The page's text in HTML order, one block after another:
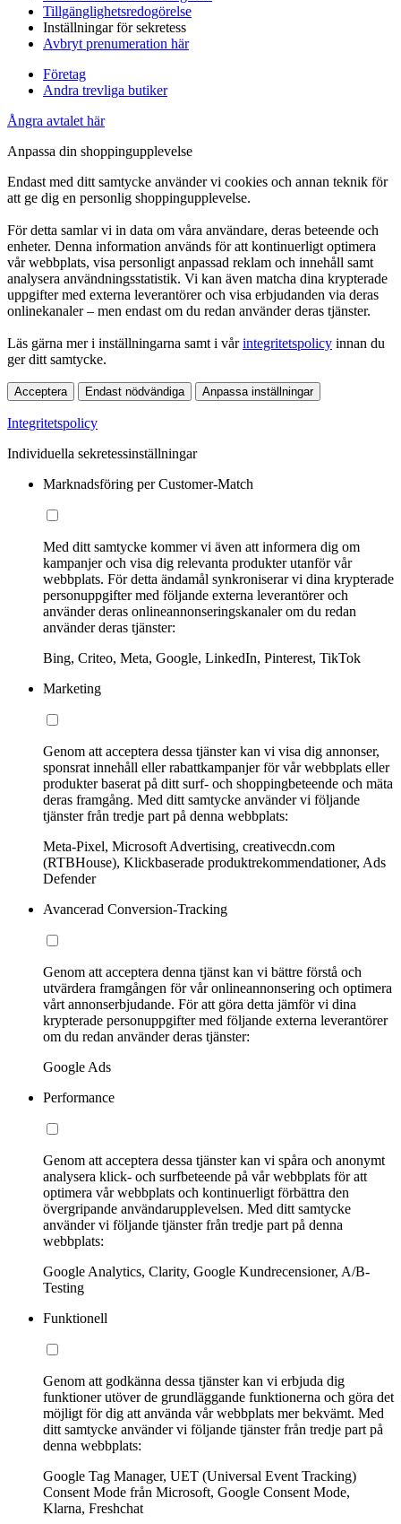
Tillgänglighetsredogörelse
Inställningar för sekretess
Avbryt prenumeration här
Företag
Andra trevliga butiker
Ångra avtalet här
Anpassa din shoppingupplevelse
Endast med ditt samtycke använder vi cookies och annan teknik för
att ge dig en personlig shoppingupplevelse.
För detta samlar vi in data om våra användare, deras beteende och
enheter. Denna information används för att kontinuerligt optimera
vår webbplats, visa personligt anpassad reklam och innehåll samt
analysera användningsstatistik. Vi kan även matcha dina krypterade
uppgifter med externa leverantörer och visa erbjudanden via deras
onlinekanaler – men endast om du redan använder deras tjänster.
Läs gärna mer i inställningarna samt i vårintegritetspolicy innan du
ger ditt samtycke.
Acceptera Endast nödvändiga Anpassa inställningar
Integritetspolicy
Individuella sekretessinställningar
Marknadsföring per Customer-Match
Med ditt samtycke kommer vi även att informera dig om
kampanjer och visa dig relevanta produkter utanför vår
webbplats. För detta ändamål synkroniserar vi dina krypterade
personuppgifter med följande externa leverantörer och
använder deras onlineannonseringskanaler om du redan
använder deras tjänster:
Bing, Criteo, Meta, Google, LinkedIn, Pinterest, TikTok
Marketing
Genom att acceptera dessa tjänster kan vi visa dig annonser,
sponsrat innehåll eller rabattkampanjer för vår webbplats eller
produkter baserat på ditt surf- och shoppingbeteende och mäta
deras framgång. Med ditt samtycke använder vi följande
tjänster från tredje part på denna webbplats:
Meta-Pixel, Microsoft Advertising, creativecdn.com
(RTBHouse), Klickbaserade produktrekommendationer, Ads
Defender
Avancerad Conversion-Tracking
Genom att acceptera denna tjänst kan vi bättre förstå och
utvärdera framgången för vår onlineannonsering och optimera
vårt annonserbjudande. För att göra detta jämför vi dina
krypterade personuppgifter med följande externa leverantörer
om du redan använder deras tjänster:
Google Ads
Performance
Genom att acceptera dessa tjänster kan vi spåra och anonymt
analysera klick- och surfbeteende på vår webbplats för att
optimera vår webbplats och kontinuerligt förbättra den
övergripande användarupplevelsen. Med ditt samtycke
använder vi följande tjänster från tredje part på denna
webbplats:
Google Analytics, Clarity, Google Kundrecensioner, A/B-
Testing
Funktionell
Genom att godkänna dessa tjänster kan vi erbjuda dig
funktioner utöver de grundläggande funktionerna och göra det
möjligt för dig att använda vår webbplats mer bekvämt. Med
ditt samtycke använder vi följande tjänster från tredje part på
denna webbplats:
Google Tag Manager, UET (Universal Event Tracking)
Consent Mode från Microsoft, Google Consent Mode,
Klarna, Freshchat